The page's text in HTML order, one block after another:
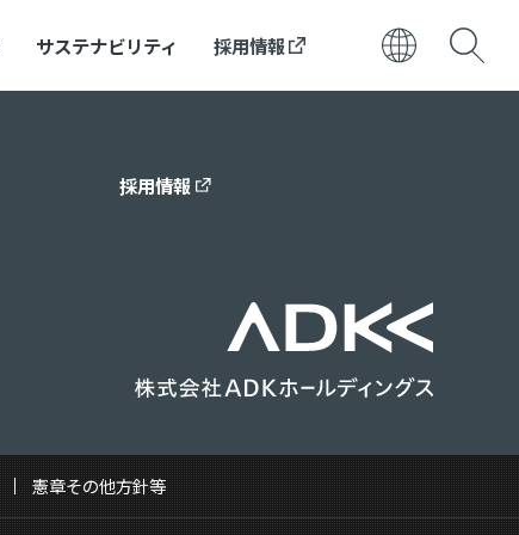
サステナビリティ 採用情報
採用情報
憲章その他方針等